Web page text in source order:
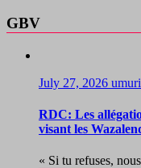
GBV
July 27, 2026
RDC: Les
visant les
« Si tu refuses,